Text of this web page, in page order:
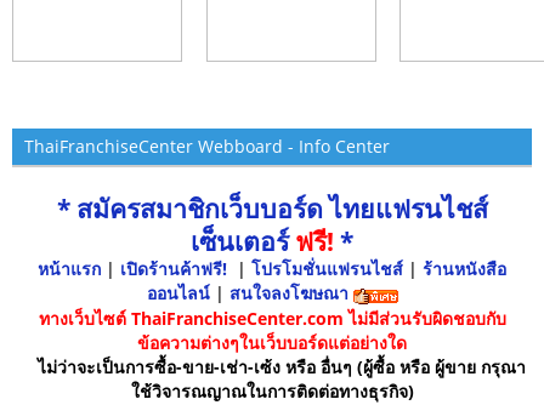
ThaiFranchiseCenter Webboard - Info Center
* สมัครสมาชิกเว็บบอร์ด ไทยแฟรนไชส์
เซ็นเตอร์ฟรี! *
หน้าแรก | เปิดร้านค้าฟรี! | โปรโมชั่นแฟรนไชส์ | ร้านหนังสือ
ออนไลน์ | สนใจลงโฆษณา
ทางเว็บไซต์ ThaiFranchiseCenter.com ไม่มีส่วนรับผิดชอบกับ
ข้อความต่างๆในเว็บบอร์ดแต่อย่างใด
ไม่ว่าจะเป็นการซื้อ-ขาย-เช่า-เซ้ง หรือ อื่นๆ (ผู้ซื้อ หรือ ผู้ขาย กรุณา
ใช้วิจารณญาณในการติดต่อทางธุรกิจ)